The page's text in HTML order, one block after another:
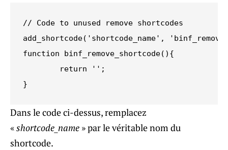
// Code to unused remove shortcodes
add_shortcode('shortcode_name',
function binf_remove_shortcode(){
}
Dans le code ci-dessus, remplacez
«shortcode_name » par le véritable nom du
shortcode.